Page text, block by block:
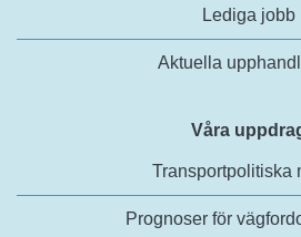
Lediga jobb
Aktuella
Våra
Transportpolitiska
Prognoser för